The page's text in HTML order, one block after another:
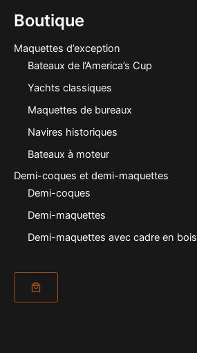
Boutique
Maquettes d’exception
Bateaux de l’America’s Cup
Yachts classiques
Maquettes de bureaux
Navires historiques
Bateaux à moteur
Demi-coques et demi-maquettes
Demi-coques
Demi-maquettes
Demi-maquettes avec cadre en bois